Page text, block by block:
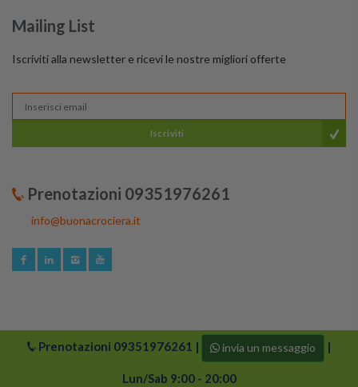
Mailing List
Iscriviti alla newsletter e ricevi le nostre migliori offerte
Iscriviti
Prenotazioni 09351976261
info@buonacrociera.it
© 2024 buonacrociera | Tutti i diritti riservati. Logo di
Buonacrociera e i suoi partner sono protetti da copyright.
Prenotazioni 09351976261 | invia un messaggio |
Lun/Sab 9:00 - 20:00